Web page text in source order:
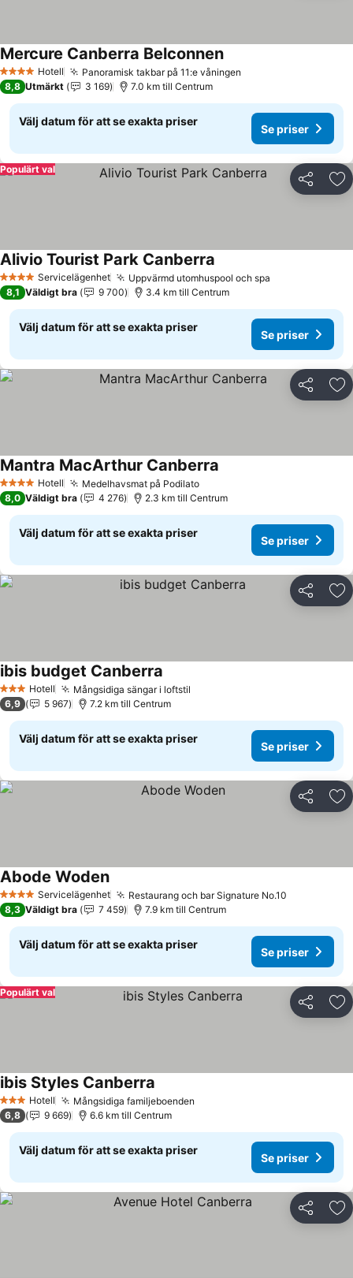
4 StjärnorHotell Panoramisk takbar på 11:e våningen
Mercure Canberra BelconnenSe priser
8,8 Utmärkt 3 169 7.0 km till Centrum
Välj datum för att se exakta priser
Se priser
Dela
Populärt val
4 StjärnorServicelägenhet Uppvärmd utomhuspool och spa
Alivio Tourist Park Canberra
8,1 Väldigt bra 9 700 3.4 km till Centrum
Välj datum för att se exakta priser
Se priser
Dela
4 StjärnorHotell Medelhavsmat på PodilatoSe priser
Mantra MacArthur Canberra
8,0 Väldigt bra 4 276 2.3 km till Centrum
Välj datum för att se exakta priser
Se priser
Dela
3 StjärnorHotell Mångsidiga sängar i loftstil
ibis budget Canberra
6,9 5 967 7.2 km till Centrum
Välj datum för att se exakta priser
Se priser
Dela
4 StjärnorServicelägenhet Restaurang och bar Signature No.10
Abode WodenSe priser
8,3 Väldigt bra 7 459 7.9 km till Centrum
Välj datum för att se exakta priser
Se priser
Dela
Populärt val
3 StjärnorHotell Mångsidiga familjeboenden
ibis Styles Canberra
6,8 9 669 6.6 km till Centrum
Välj datum för att se exakta priser
Se priser
Dela